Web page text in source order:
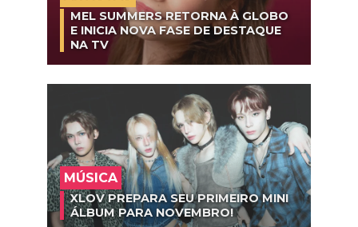
MEL SUMMERS RETORNA À GLOBO
E INICIA NOVA FASE DE DESTAQUE
NA TV
MÚSICA
XLOV PREPARA SEU PRIMEIRO MINI
ÁLBUM PARA NOVEMBRO!